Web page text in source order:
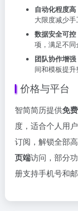
自动化程度高
大限度减少
数据安全可控
项，满足不
团队协作增强
间和模板提
价格与平台
智简简历提供免
度，适合个人用
订阅，解锁全部
页端访问，部分
册支持手机号和